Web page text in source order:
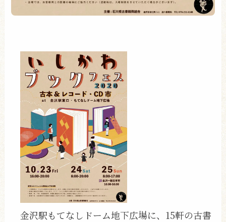
金沢駅もてなしドーム地下広場に、15軒の古書